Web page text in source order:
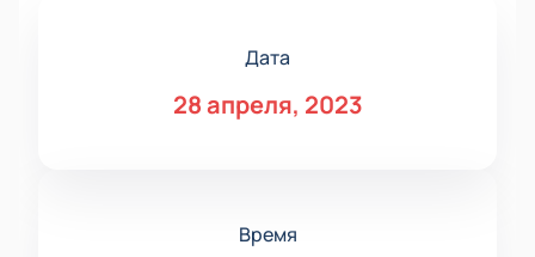
Дата
28 апреля, 2023
Время